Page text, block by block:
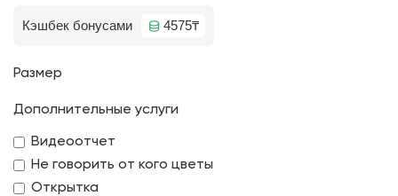
Кэшбек бонусами 4575₸
Размер
Дополнительные услуги
Видеоотчет
Не говорить от кого цветы
Открытка